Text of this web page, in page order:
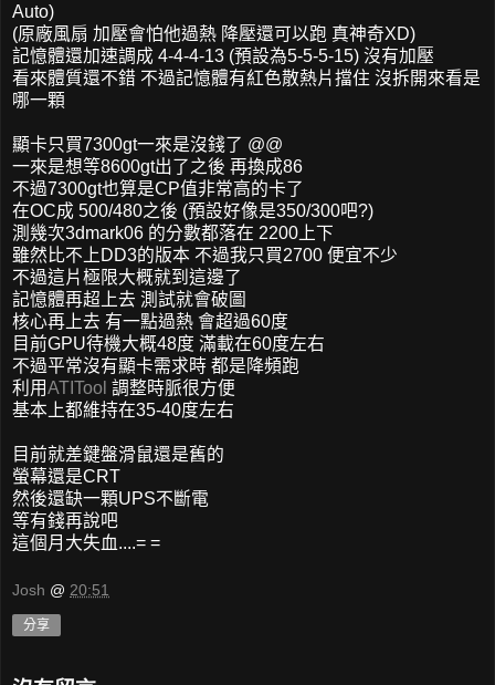
Auto)
(原廠風扇 加壓會怕他過熱 降壓還可以跑 真神奇XD)
記憶體還加速調成 4-4-4-13 (預設為5-5-5-15) 沒有加壓
看來體質還不錯 不過記憶體有紅色散熱片擋住 沒拆開來看是
哪一顆
顯卡只買7300gt一來是沒錢了 @@
一來是想等8600gt出了之後 再換成86
不過7300gt也算是CP值非常高的卡了
在OC成 500/480之後 (預設好像是350/300吧?)
測幾次3dmark06 的分數都落在 2200上下
雖然比不上DD3的版本 不過我只買2700 便宜不少
不過這片極限大概就到這邊了
記憶體再超上去 測試就會破圖
核心再上去 有一點過熱 會超過60度
目前GPU待機大概48度 滿載在60度左右
不過平常沒有顯卡需求時 都是降頻跑
利用ATITool 調整時脈很方便
基本上都維持在35-40度左右
目前就差鍵盤滑鼠還是舊的
螢幕還是CRT
然後還缺一顆UPS不斷電
等有錢再說吧
這個月大失血....= =
Josh @ 20:51
分享